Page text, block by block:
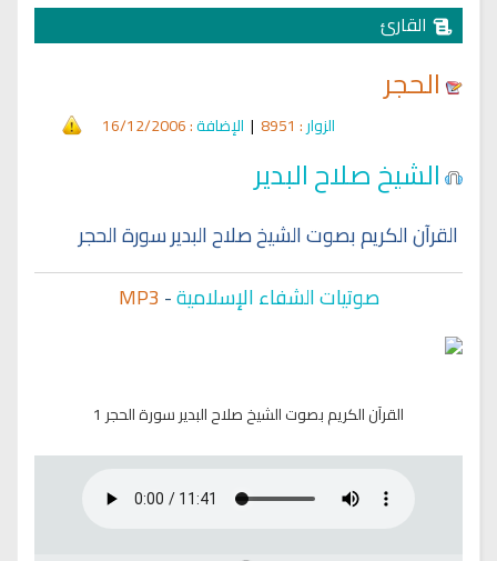
القارئ
الحجر
الزوار: 8951
| الإضافة: 16/12/2006
الشيخ صلاح البدير
القرآن الكريم بصوت الشيخ صلاح البدير سورة الحجر
صوتيات الشفاء الإسلامية-
MP3
القرآن الكريم بصوت الشيخ صلاح البدير سورة الحجر 1